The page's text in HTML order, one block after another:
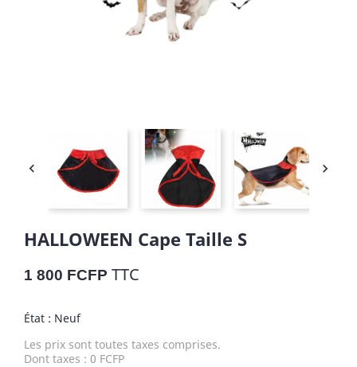
 
HALLOWEEN Cape Taille S
1 800 FCFP TTC
État : Neuf
Les prix sont toutes taxes comprises.
Dont taxes : 0 FCFP